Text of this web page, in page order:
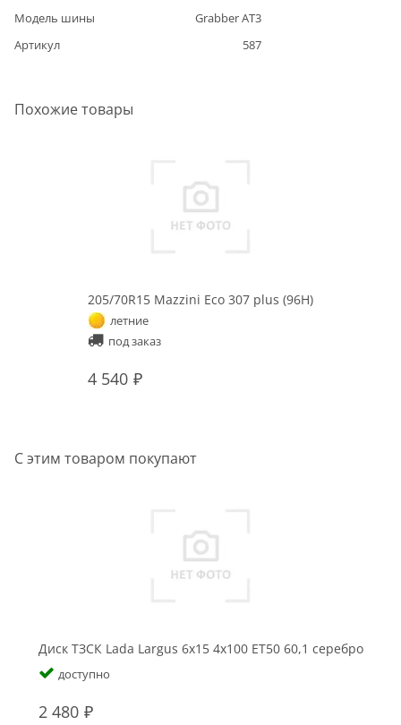
Модель шины
Grabber AT3
Артикул
587
Похожие товары
205/70R15 Mazzini Eco 307 plus (96H)
летние
под заказ
4 540
С этим товаром покупают
Диск ТЗСК Lada Largus 6x15 4x100 ET50 60,1 серебро
доступно
2 480